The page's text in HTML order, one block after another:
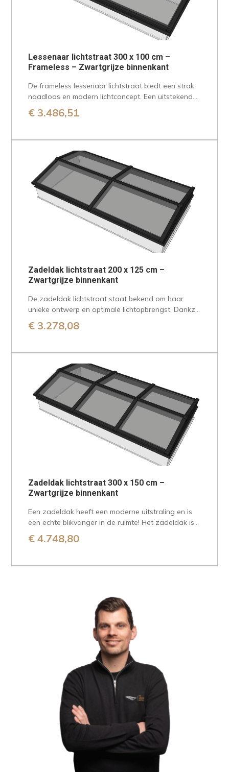
Lessenaar lichtstraat 300 x 100 cm –
Frameless – Zwartgrijze binnenkant
De frameless lessenaar lichtstraat biedt een strak,
naadloos en modern lichtconcept. Een uitstekende
keuze voor iedereen die op zoek is…
€ 3.486,51
Zadeldak lichtstraat 200 x 125 cm –
Zwartgrijze binnenkant
De zadeldak lichtstraat staat bekend om haar
unieke ontwerp en optimale lichtopbrengst. Dankzij
de twee schuine zijdes heeft een zadeldak…
€ 3.278,08
Zadeldak lichtstraat 300 x 150 cm –
Zwartgrijze binnenkant
Een zadeldak heeft een moderne uitstraling en is
een echte blikvanger in de ruimte! Het zadeldak is
aan twee zijden…
€ 4.748,80